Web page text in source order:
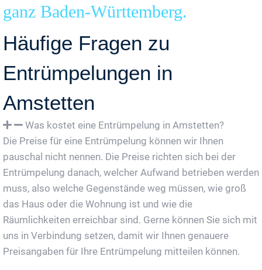
ganz Baden-Württemberg.
Häufige Fragen zu
Entrümpelungen in
Amstetten
Was kostet eine Entrümpelung in Amstetten?
Die Preise für eine Entrümpelung können wir Ihnen
pauschal nicht nennen. Die Preise richten sich bei der
Entrümpelung danach, welcher Aufwand betrieben werden
muss, also welche Gegenstände weg müssen, wie groß
das Haus oder die Wohnung ist und wie die
Räumlichkeiten erreichbar sind. Gerne können Sie sich mit
uns in Verbindung setzen, damit wir Ihnen genauere
Preisangaben für Ihre Entrümpelung mitteilen können.